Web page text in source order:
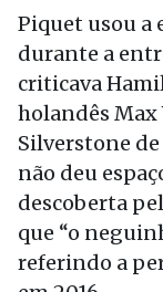
Piquet usou a
durante a
criticava
holandês Max
Silverstone
não deu
descoberta
que “o
referindo a